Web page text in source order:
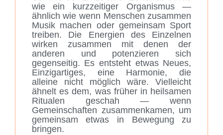
wie ein kurzzeitiger Organismus —
ähnlich wie wenn Menschen zusammen
Musik machen oder gemeinsam Sport
treiben. Die Energien des Einzelnen
wirken zusammen mit denen der
anderen und potenzieren sich
gegenseitig. Es entsteht etwas Neues,
Einzigartiges, eine Harmonie, die
alleine nicht möglich wäre. Vielleicht
ähnelt es dem, was früher in heilsamen
Ritualen geschah — wenn
Gemeinschaften zusammenkamen, um
gemeinsam etwas in Bewegung zu
bringen.